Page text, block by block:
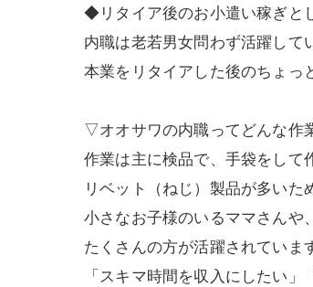
◆リタイア後のお小遣い稼ぎと
内職は老若男女問わず活躍して
本業をリタイアした後のちょっ
▽オオサワの内職ってどんな作
作業は主に検品で、手袋をして
リベット（ねじ）製品が多いた
小さなお子様のいるママさんや
たくさんの方が活躍されていま
「スキマ時間を収入にしたい